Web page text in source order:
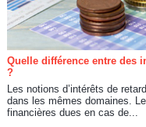
Quelle différence entre des
?
Les notions d’intérêts de
dans les mêmes domaines.
financières dues en cas de...